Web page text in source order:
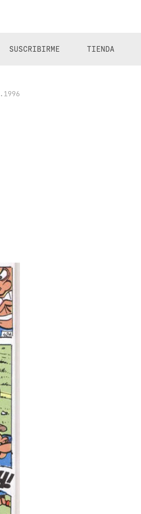
SUSCRIBIRME TIENDA